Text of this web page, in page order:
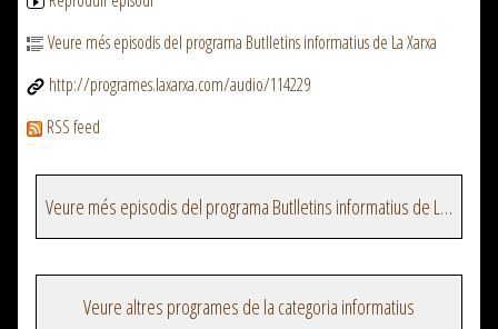
Veure més episodis del programa Butlletins informatius de La Xarxa
http://programes.laxarxa.com/audio/114229
RSS feed
Veure més episodis del programa Butlletins informatius de La Xarxa
Veure altres programes de la categoria informatius